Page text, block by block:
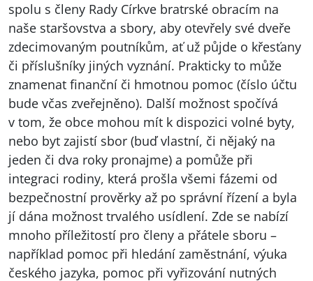
spolu s členy Rady Církve bratrské obracím na
naše staršovstva a sbory, aby otevřely své dveře
zdecimovaným poutníkům, ať už půjde o křesťany
či příslušníky jiných vyznání. Prakticky to může
znamenat finanční či hmotnou pomoc (číslo účtu
bude včas zveřejněno). Další možnost spočívá
v tom, že obce mohou mít k dispozici volné byty,
nebo byt zajistí sbor (buď vlastní, či nějaký na
jeden či dva roky pronajme) a pomůže při
integraci rodiny, která prošla všemi fázemi od
bezpečnostní prověrky až po správní řízení a byla
jí dána možnost trvalého usídlení. Zde se nabízí
mnoho příležitostí pro členy a přátele sboru –
například pomoc při hledání zaměstnání, výuka
českého jazyka, pomoc při vyřizování nutných